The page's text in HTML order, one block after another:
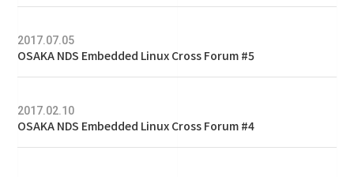
2017.07.05
OSAKA NDS Embedded Linux Cross Forum #5
2017.02.10
OSAKA NDS Embedded Linux Cross Forum #4